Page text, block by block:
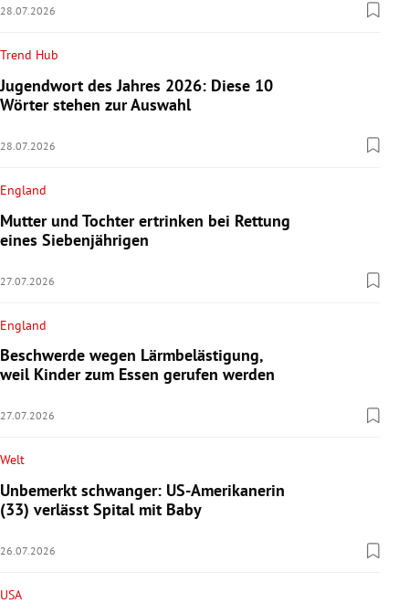
28.07.2026
Trend Hub
Jugendwort des Jahres 2026: Diese 10
Wörter stehen zur Auswahl
28.07.2026
England
Mutter und Tochter ertrinken bei Rettung
eines Siebenjährigen
27.07.2026
England
Beschwerde wegen Lärmbelästigung,
weil Kinder zum Essen gerufen werden
27.07.2026
Welt
Unbemerkt schwanger: US-Amerikanerin
(33) verlässt Spital mit Baby
26.07.2026
USA